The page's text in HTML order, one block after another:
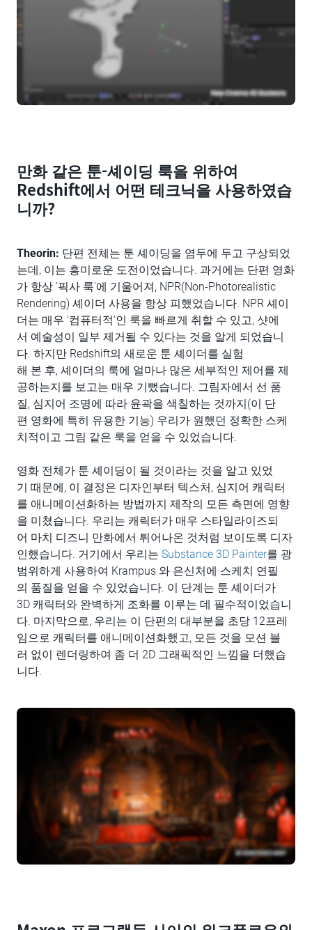
만화 같은 툰-셰이딩 룩을 위하여
Redshift에서 어떤 테크닉을 사용하였습
니까?
Theorin: 단편 전체는 툰 셰이딩을 염두에 두고 구상되었
는데, 이는 흥미로운 도전이었습니다. 과거에는 단편 영화
가 항상 '픽사 룩'에 기울어져, NPR(Non-Photorealistic
Rendering) 셰이더 사용을 항상 피했었습니다. NPR 셰이
더는 매우 '컴퓨터적'인 룩을 빠르게 취할 수 있고, 샷에
서 예술성이 일부 제거될 수 있다는 것을 알게 되었습니
다. 하지만 Redshift의 새로운 툰 셰이더를 실험
해 본 후, 셰이더의 룩에 얼마나 많은 세부적인 제어를 제
공하는지를 보고는 매우 기뻤습니다. 그림자에서 선 품
질, 심지어 조명에 따라 윤곽을 색칠하는 것까지(이 단
편 영화에 특히 유용한 기능) 우리가 원했던 정확한 스케
치적이고 그림 같은 룩을 얻을 수 있었습니다.
영화 전체가 툰 셰이딩이 될 것이라는 것을 알고 있었
기 때문에, 이 결정은 디자인부터 텍스처, 심지어 캐릭터
를 애니메이션화하는 방법까지 제작의 모든 측면에 영향
을 미쳤습니다. 우리는 캐릭터가 매우 스타일라이즈되
어 마치 디즈니 만화에서 튀어나온 것처럼 보이도록 디자
인했습니다. 거기에서 우리는 Substance 3D Painter를 광
범위하게 사용하여 Krampus 와 은신처에 스케치 연필
의 품질을 얻을 수 있었습니다. 이 단계는 툰 셰이더가
3D 캐릭터와 완벽하게 조화를 이루는 데 필수적이었습니
다. 마지막으로, 우리는 이 단편의 대부분을 초당 12프레
임으로 캐릭터를 애니메이션화했고, 모든 것을 모션 블
러 없이 렌더링하여 좀 더 2D 그래픽적인 느낌을 더했습
니다.